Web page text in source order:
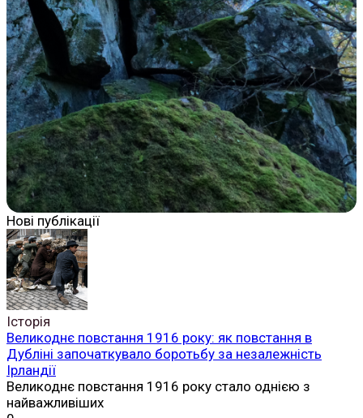
Нові публікації
Історія
Великоднє повстання 1916 року: як повстання в
Дубліні започаткувало боротьбу за незалежність
Ірландії
Великоднє повстання 1916 року стало однією з
найважливіших